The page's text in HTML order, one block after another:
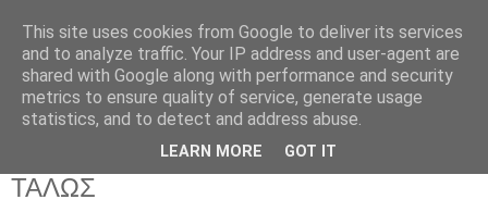
Γενική Συνέλευση του Συνδικάτου
ΤΑΛΩΣ
This site uses cookies from Google to deliver its services
and to analyze traffic. Your IP address and user-agent are
shared with Google along with performance and security
metrics to ensure quality of service, generate usage
statistics, and to detect and address abuse.
LEARN MORE GOT IT